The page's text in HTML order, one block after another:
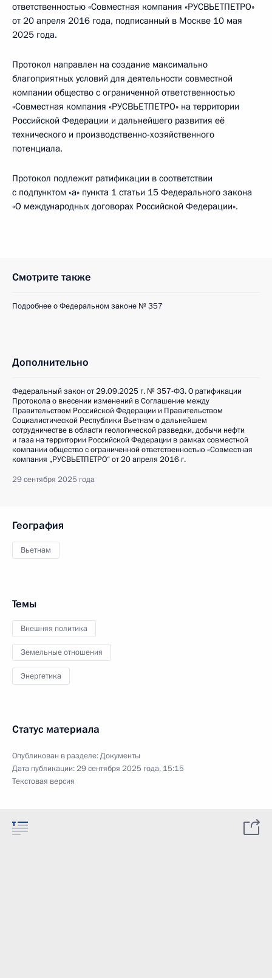
ответственностью «Совместная компания «РУСВЬЕТПЕТРО»
от 20 апреля 2016 года, подписанный в Москве 10 мая
2025 года.
Протокол направлен на создание максимально
благоприятных условий для деятельности совместной
компании общество с ограниченной ответственностью
«Совместная компания «РУСВЬЕТПЕТРО» на территории
Российской Федерации и дальнейшего развития её
технического и производственно­-хозяйственного
потенциала.
Протокол подлежит ратификации в соответствии
с подпунктом «а» пункта 1 статьи 15 Федерального закона
«О международных договорах Российской Федерации».
Смотрите также
Подробнее о Федеральном законе № 357
Дополнительно
Федеральный закон от 29.09.2025 г. № 357-ФЗ. О ратификации
Протокола о внесении изменений в Соглашение между
Правительством Российской Федерации и Правительством
Социалистической Республики Вьетнам о дальнейшем
сотрудничестве в области геологической разведки, добычи нефти
и газа на территории Российской Федерации в рамках совместной
компании общество с ограниченной ответственностью «Совместная
компания „РУСВЬЕТПЕТРО“ от 20 апреля 2016 г.
29 сентября 2025 года
География
Вьетнам
Темы
Внешняя политика
Земельные отношения
Энергетика
Статус материала
Опубликован в разделе:Документы
Дата публикации:29 сентября 2025 года, 15:15
Текстовая версия